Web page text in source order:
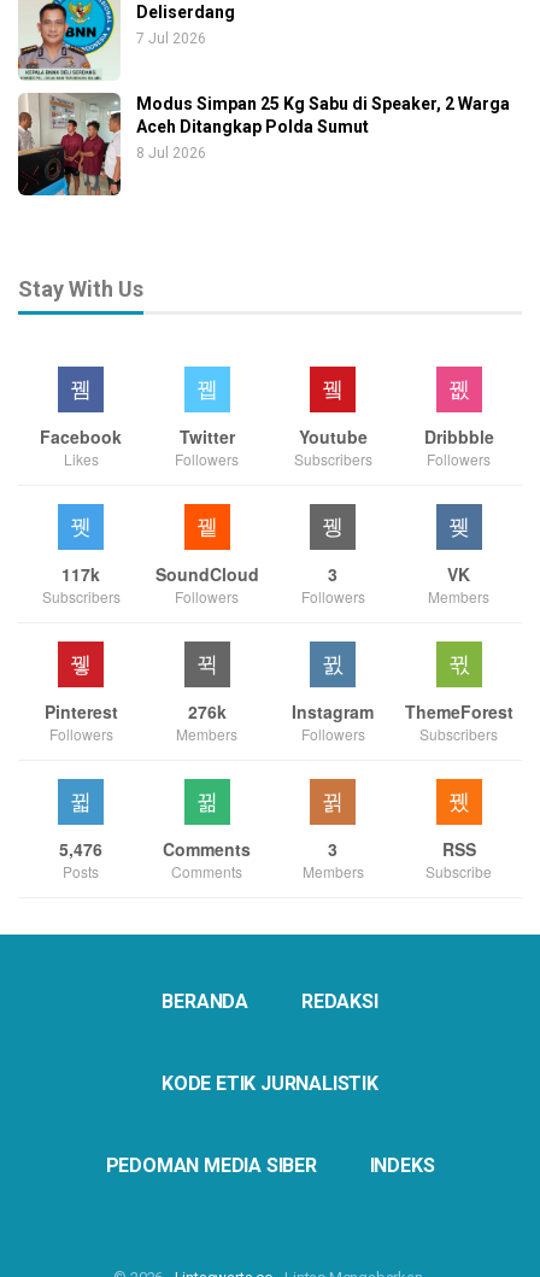
Deliserdang
7 Jul 2026
Modus Simpan 25 Kg Sabu di Speaker, 2 Warga
Aceh Ditangkap Polda Sumut
8 Jul 2026
Stay With Us
Facebook
Likes
Twitter
Followers
Youtube
Subscribers
Dribbble
Followers
117k
Subscribers
SoundCloud
Followers
3
Followers
VK
Members
Pinterest
Followers
276k
Members
Instagram
Followers
ThemeForest
Subscribers
5,476
Posts
Comments
Comments
3
Members
RSS
Subscribe
BERANDA REDAKSI
KODE ETIK JURNALISTIK
PEDOMAN MEDIA SIBER INDEKS